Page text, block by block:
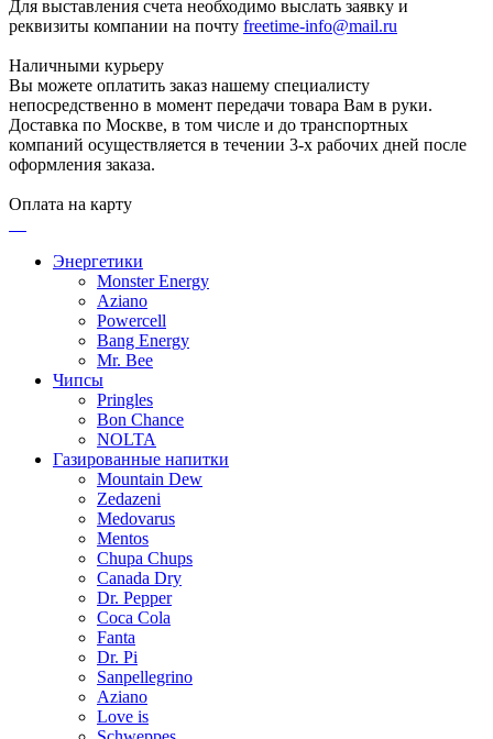
Для выставления счета необходимо выслать заявку и
реквизиты компании на почту freetime-info@mail.ru
Наличными курьеру
Вы можете оплатить заказ нашему специалисту
непосредственно в момент передачи товара Вам в руки.
Доставка по Москве, в том числе и до транспортных
компаний осуществляется в течении 3-х рабочих дней после
оформления заказа.
Оплата на карту
Энергетики
Monster Energy
Aziano
Powercell
Bang Energy
Mr. Bee
Чипсы
Pringles
Bon Chance
NOLTA
Газированные напитки
Mountain Dew
Zedazeni
Medovarus
Mentos
Chupa Chups
Canada Dry
Dr. Pepper
Coca Cola
Fanta
Dr. Pi
Sanpellegrino
Aziano
Love is